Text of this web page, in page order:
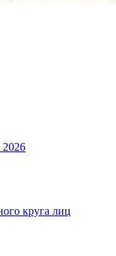
2026
круга лиц